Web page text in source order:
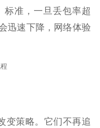
标准，一旦丢包率超
迅速下降，网络体验
变策略。它们不再追